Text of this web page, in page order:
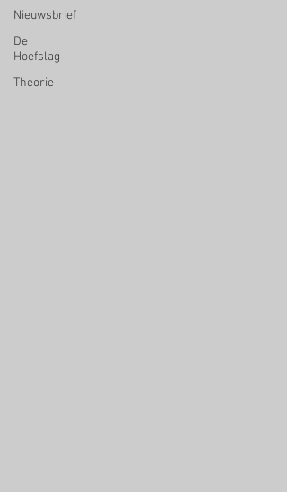
Nieuwsbrief
De
Hoefslag
Theorie